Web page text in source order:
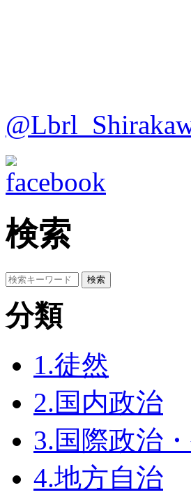
検索
分類
1.徒然
2.国内政治
3.国際政治
4.地方自治